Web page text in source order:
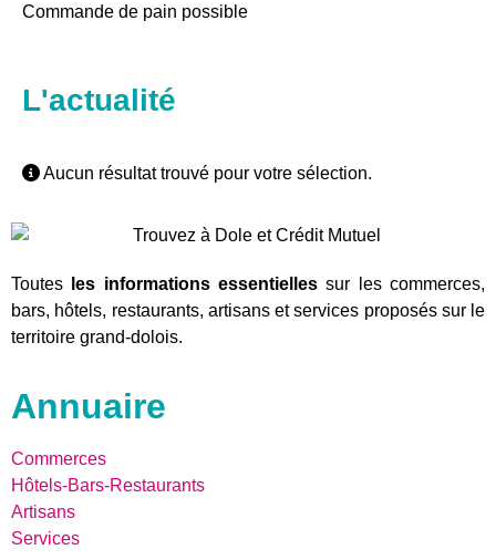
Commande de pain possible
L'actualité
Aucun résultat trouvé pour votre sélection.
Toutes les informations essentielles sur les commerces,
bars, hôtels, restaurants, artisans et services proposés sur le
territoire grand-dolois.
Annuaire
Commerces
Hôtels-Bars-Restaurants
Artisans
Services